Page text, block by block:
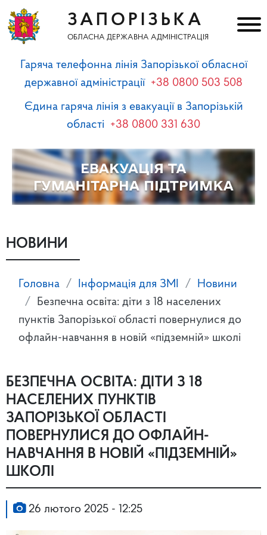
ЗАПОРІЗЬКА
ОБЛАСНА ДЕРЖАВНА АДМІНІСТРАЦІЯ
Гаряча телефонна лінія Запорізької обласної
державної адміністрації +38 0800 503 508
Єдина гаряча лінія з евакуації в Запорізькій
області +38 0800 331 630
НОВИНИ
Головна Інформація для ЗМІ
Новини
Безпечна освіта: діти з 18 населених
пунктів Запорізької області повернулися до
офлайн-навчання в новій «підземній» школі
БЕЗПЕЧНА ОСВІТА: ДІТИ З 18
НАСЕЛЕНИХ ПУНКТІВ
ЗАПОРІЗЬКОЇ ОБЛАСТІ
ПОВЕРНУЛИСЯ ДО ОФЛАЙН-
НАВЧАННЯ В НОВІЙ «ПІДЗЕМНІЙ»
ШКОЛІ
26 лютого 2025 - 12:25